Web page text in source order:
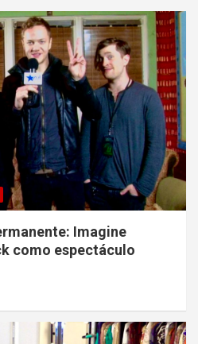
Imagine
como espectáculo